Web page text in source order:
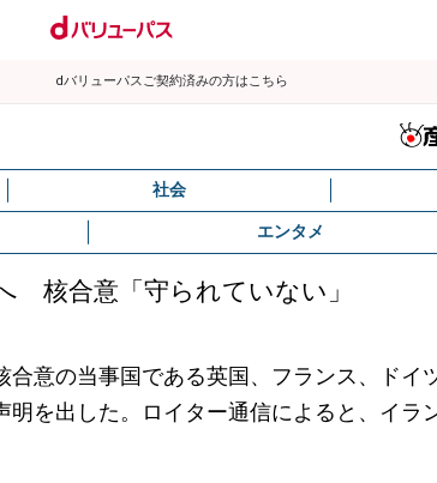
dバリューパスご契約済みの方はこちら
社会
エンタメ
核合意「守られていない」
意の当事国である英国、フランス、ドイ
明を出した。ロイター通信によると、イ